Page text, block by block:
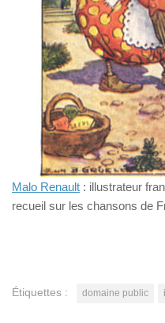
Malo Renault : illustrateur
recueil sur les chansons de
Étiquettes : domaine public